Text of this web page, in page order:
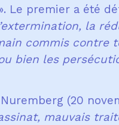
Le premier a été
la
commis contre
bien les
(20
mauvais